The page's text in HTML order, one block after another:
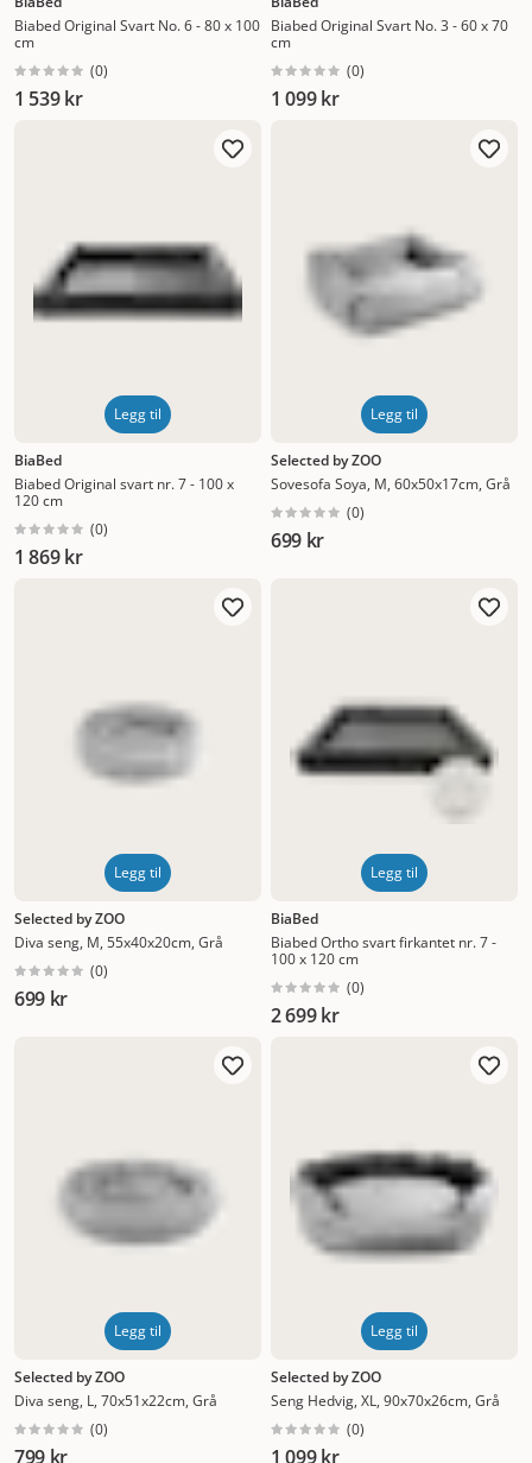
Biabed Original Svart No. 6 - 80 x 100
cm
(0)
1 539 kr
Biabed Original Svart No. 3 - 60 x 70
cm
(0)
1 099 kr
Legg til
BiaBed
Biabed Original svart nr. 7 - 100 x
120 cm
(0)
1 869 kr
Legg til
Selected by ZOO
Sovesofa Soya, M, 60x50x17cm, Grå
(0)
699 kr
Legg til
Selected by ZOO
Diva seng, M, 55x40x20cm, Grå
(0)
699 kr
Legg til
BiaBed
Biabed Ortho svart firkantet nr. 7 -
100 x 120 cm
(0)
2 699 kr
Legg til
Selected by ZOO
Diva seng, L, 70x51x22cm, Grå
(0)
799 kr
Legg til
Selected by ZOO
Seng Hedvig, XL, 90x70x26cm, Grå
(0)
1 099 kr